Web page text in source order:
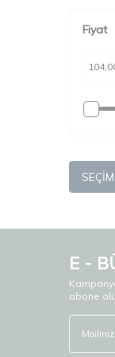
50
7
9
Fiyat
E -
abone